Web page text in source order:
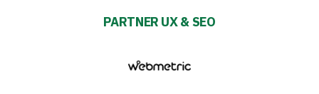
PARTNER UX & SEO